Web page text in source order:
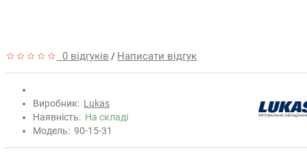
0 відгуків / Написати відгук
Виробник: Lukas
Наявність: На складі
Модель: 90-15-31